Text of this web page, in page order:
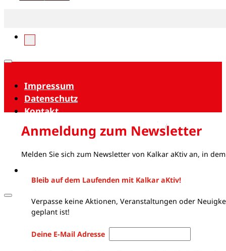
Impressum
Datenschutz
Kontakt
Anmeldung zum Newsletter
Melden Sie sich zum Newsletter von Kalkar aKtiv an, in
Bleib auf dem Laufenden mit Kalkar aKtiv!
Verpasse keine Aktionen, Veranstaltungen oder
geplant ist!
Deine E-Mail Adresse